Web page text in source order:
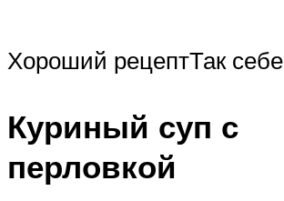
Хороший рецептТак себе
Куриный суп с
перловкой